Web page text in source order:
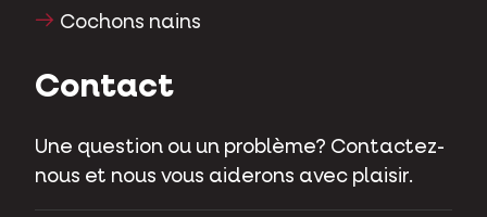
Cochons nains
Contact
Une question ou un problème? Contactez-
nous et nous vous aiderons avec plaisir.